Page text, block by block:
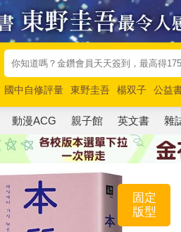
國中自修評量 東野圭吾 楊双子 公益
唯紅花綻放
奧德賽 路邊攤新作 馬斯
動漫ACG 親子館 英文書 雜
固定
版型